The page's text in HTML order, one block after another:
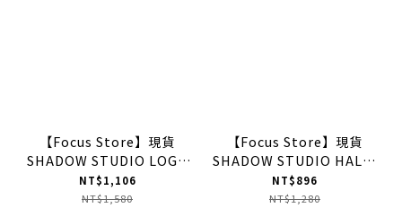
【Focus Store】現貨
SHADOW STUDIO LOGO
JERSEY SHORTS / 立體電
繡水洗籃球褲
NT$1,106
NT$1,580
【Focus Store】現貨
SHADOW STUDIO HALF-
HIGH COLLAR OVERSIZE
TANK / 微高領落肩背心
NT$896
NT$1,280